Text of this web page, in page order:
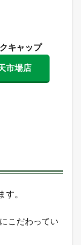
キャップ
市場店
。
こだわってい